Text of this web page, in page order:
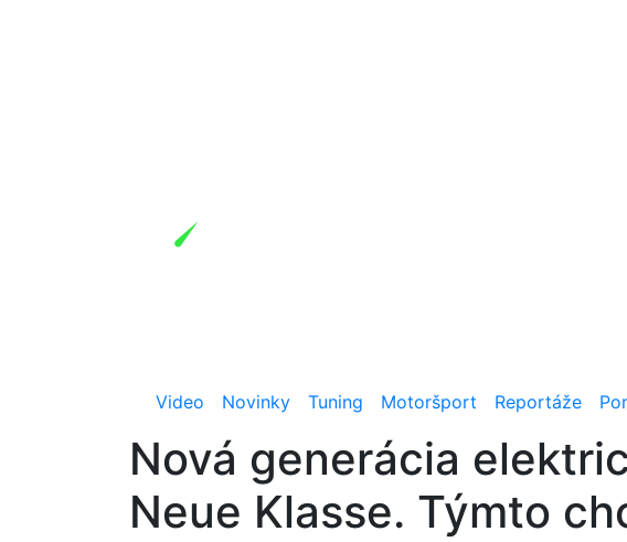
Video
Novinky Tuning Motoršport Reportáže
Nová generácia
Neue Klasse. Týmto